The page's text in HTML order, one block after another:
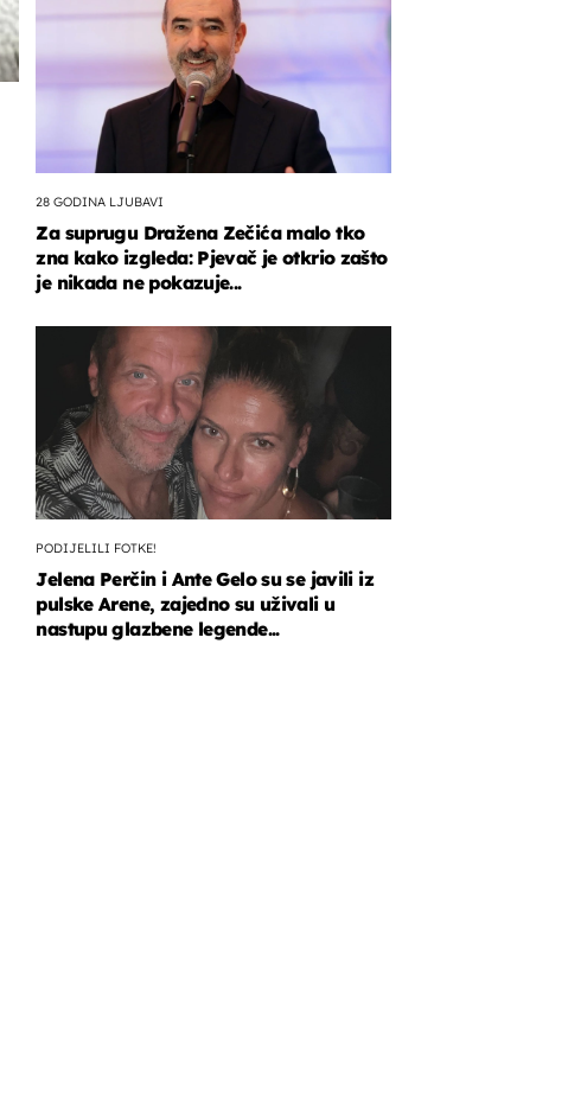
28 GODINA LJUBAVI
Za suprugu Dražena Zečića malo tko
zna kako izgleda: Pjevač je otkrio zašto
je nikada ne pokazuje...
PODIJELILI FOTKE!
Jelena Perčin i Ante Gelo su se javili iz
pulske Arene, zajedno su uživali u
nastupu glazbene legende...